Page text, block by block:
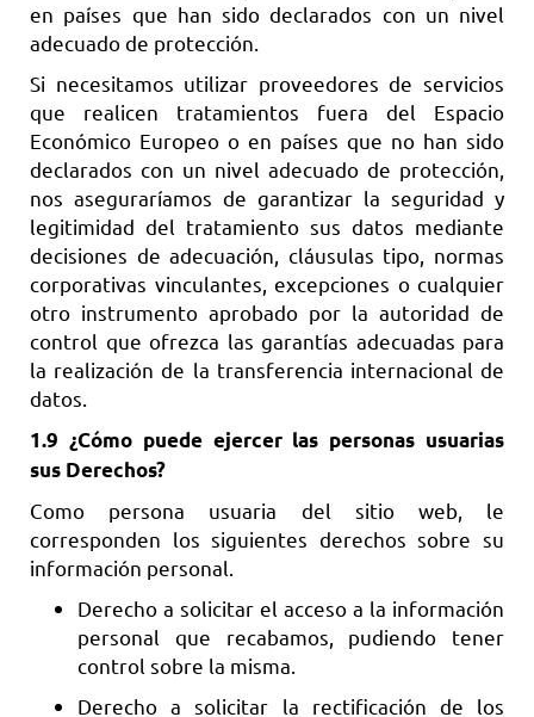
en países que han sido declarados con un nivel
adecuado de protección.
Si necesitamos utilizar proveedores de servicios
que realicen tratamientos fuera del Espacio
Económico Europeo o en países que no han sido
declarados con un nivel adecuado de protección,
nos aseguraríamos de garantizar la seguridad y
legitimidad del tratamiento sus datos mediante
decisiones de adecuación, cláusulas tipo, normas
corporativas vinculantes, excepciones o cualquier
otro instrumento aprobado por la autoridad de
control que ofrezca las garantías adecuadas para
la realización de la transferencia internacional de
datos.
1.9 ¿Cómo puede ejercer las personas usuarias
sus Derechos?
Como persona usuaria del sitio web, le
corresponden los siguientes derechos sobre su
información personal.
Derecho a solicitar el acceso a la información
personal que recabamos, pudiendo tener
control sobre la misma.
Derecho a solicitar la rectificación de los